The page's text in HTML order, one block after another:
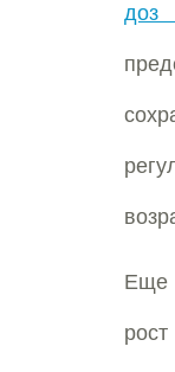
доз
Еще